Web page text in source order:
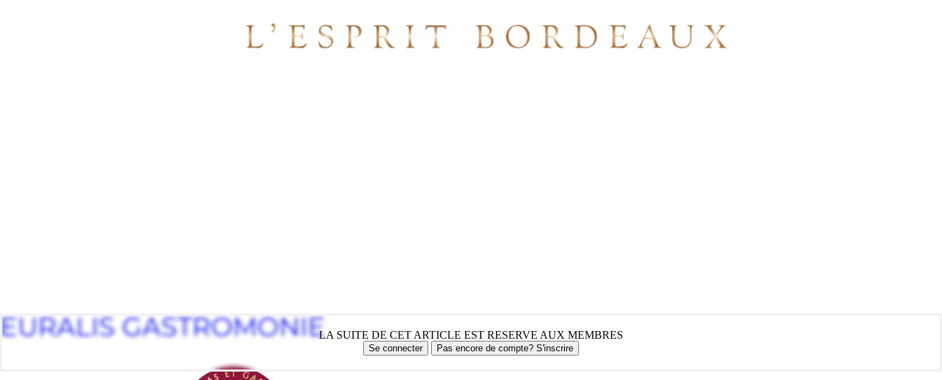
LA SUITE DE CET ARTICLE EST RESERVE AUX MEMBRES
Se connecter Pas encore de compte? S'inscrire
EURALIS GASTROMONIE